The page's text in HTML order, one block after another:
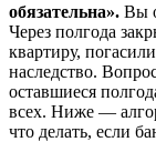
обязательна». Вы
Через полгода
квартиру,
наследство.
оставшиеся
всех. Ниже —
что делать, если